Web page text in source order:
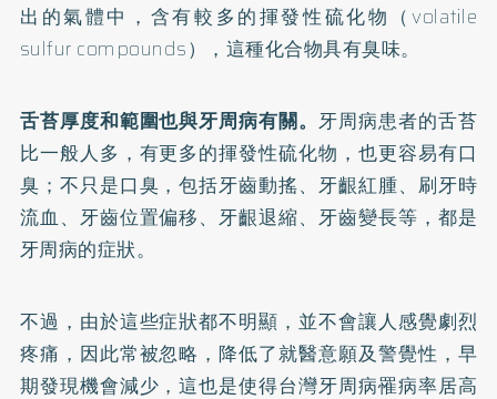
出的氣體中，含有較多的揮發性硫化物（volatile
sulfur compounds），這種化合物具有臭味。
舌苔厚度和範圍也與牙周病有關。牙周病患者的舌苔
比一般人多，有更多的揮發性硫化物，也更容易有口
臭；不只是口臭，包括牙齒動搖、牙齦紅腫、刷牙時
流血、牙齒位置偏移、牙齦退縮、牙齒變長等，都是
牙周病的症狀。
不過，由於這些症狀都不明顯，並不會讓人感覺劇烈
疼痛，因此常被忽略，降低了就醫意願及警覺性，早
期發現機會減少，這也是使得台灣牙周病罹病率居高